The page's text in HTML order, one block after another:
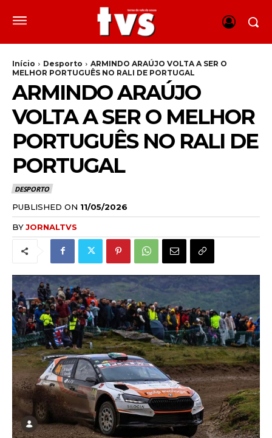
Início Desporto
ARMINDO ARAÚJO VOLTA A SER O
MELHOR PORTUGUÊS NO RALI DE PORTUGAL
ARMINDO ARAÚJO
VOLTA A SER O MELHOR
PORTUGUÊS NO RALI DE
PORTUGAL
DESPORTO
PUBLISHED ON 11/05/2026
BYJORNALTVS